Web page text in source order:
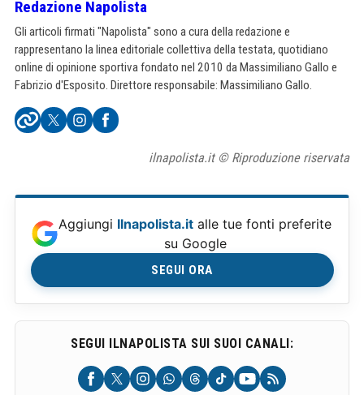
Redazione Napolista
Gli articoli firmati "Napolista" sono a cura della redazione e
rappresentano la linea editoriale collettiva della testata, quotidiano
online di opinione sportiva fondato nel 2010 da Massimiliano Gallo e
Fabrizio d'Esposito. Direttore responsabile: Massimiliano Gallo.
ilnapolista.it © Riproduzione riservata
Aggiungi Ilnapolista.it alle tue fonti preferite
su Google
SEGUI ORA
SEGUI ILNAPOLISTA SUI SUOI CANALI: